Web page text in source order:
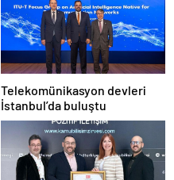
Telekomünikasyon devleri
İstanbul’da buluştu